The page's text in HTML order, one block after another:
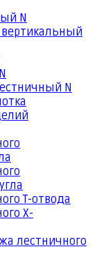
N
N
Т-отвода
Х-
лестничного